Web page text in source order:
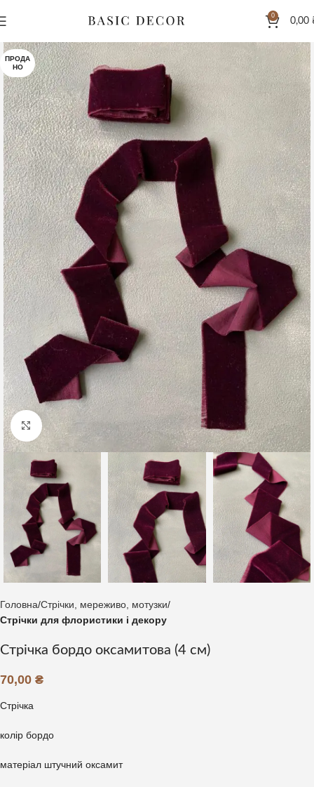
0
0,00
ПРОДА
НО
Клацніть, щоб збільшити
Головна Стрічки, мереживо, мотузки
Стрічки для флористики і декору
Стрічка бордо оксамитова (4 см)
70,00 ₴
Стрічка
колір бордо
матеріал штучний оксамит